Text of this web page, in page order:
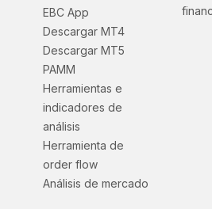
EBC App
Descargar MT4
Descargar MT5
PAMM
Herramientas e
indicadores de
análisis
Herramienta de
order flow
Análisis de mercado